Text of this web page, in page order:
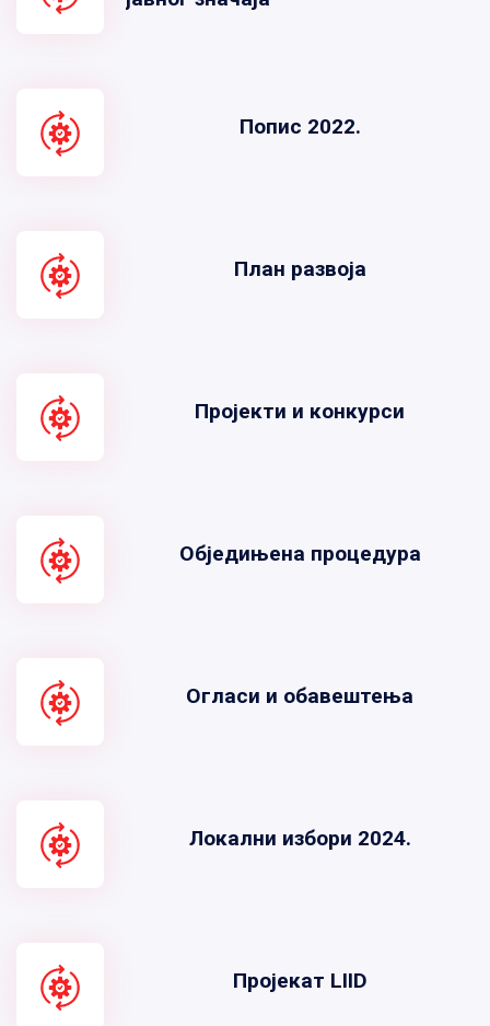
Попис 2022.
План развоја
Пројекти и конкурси
Обједињена процедура
Огласи и обавештења
Локални избори 2024.
Пројекат LIID